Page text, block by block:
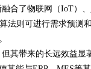
合了物联网（IoT）
法则可进行需求预测
其带来的长远效益